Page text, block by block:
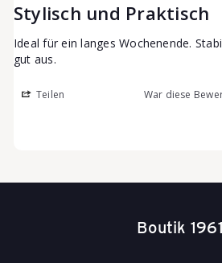
l
e
s
Stylisch und Praktisch
Ideal für ein langes Wochenende.
gut aus.
Teilen War diese
Boutik 1961